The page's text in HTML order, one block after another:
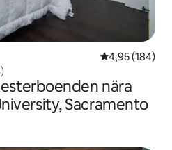
4,95 av 5 i
4,95 (184)
nära
Sacramento